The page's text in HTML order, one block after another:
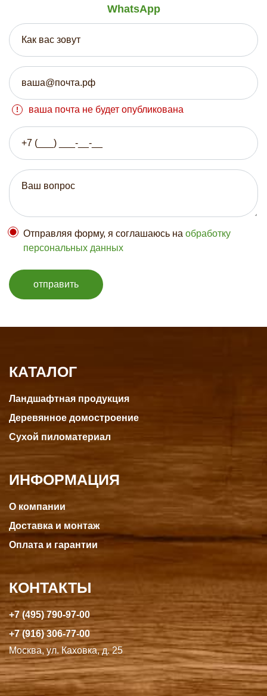
WhatsApp
ваша почта не будет опубликована
Отправляя форму, я соглашаюсь на обработку
персональных данных
отправить
КАТАЛОГ
Ландшафтная продукция
Деревянное домостроение
Сухой пиломатериал
ИНФОРМАЦИЯ
О компании
Доставка и монтаж
Оплата и гарантии
КОНТАКТЫ
+7 (495) 790-97-00
+7 (916) 306-77-00
Москва, ул. Каховка, д. 25